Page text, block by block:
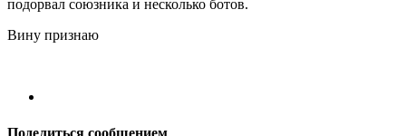
подорвал союзника и несколько ботов.
Вину признаю
Поделиться сообщением